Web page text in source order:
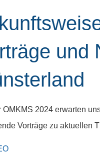
und
OMKMS 2024 erwarten
Vorträge zu aktuellen